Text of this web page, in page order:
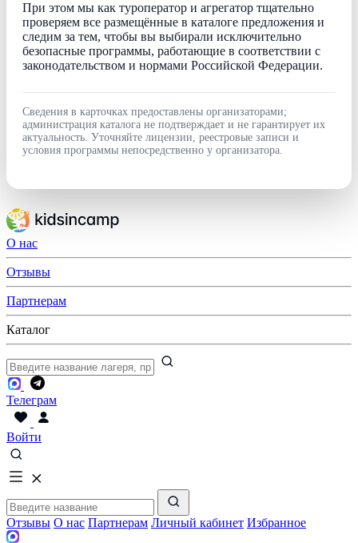
При этом мы как туроператор и агрегатор тщательно
проверяем все размещённые в каталоге предложения и
следим за тем, чтобы вы выбирали исключительно
безопасные программы, работающие в соответствии с
законодательством и нормами Российской Федерации.
Сведения в карточках предоставлены организаторами;
администрация каталога не подтверждает и не гарантирует их
актуальность. Уточняйте лицензии, реестровые записи и
условия программы непосредственно у организатора.
О нас
Отзывы
Партнерам
Каталог
Телеграм
Войти
Отзывы О нас Партнерам Личный кабинет Избранное